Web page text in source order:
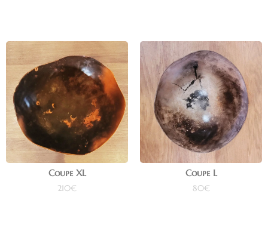
Coupe XL
210€
Coupe L
80€